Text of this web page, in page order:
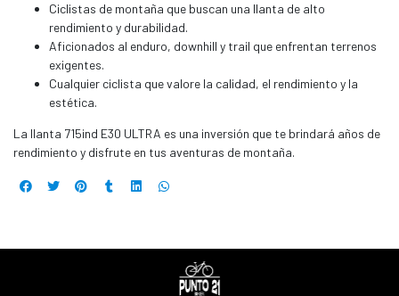
Ciclistas de montaña que buscan una llanta de alto
rendimiento y durabilidad.
Aficionados al enduro, downhill y trail que enfrentan terrenos
exigentes.
Cualquier ciclista que valore la calidad, el rendimiento y la
estética.
La llanta 715ind E30 ULTRA es una inversión que te brindará años de
rendimiento y disfrute en tus aventuras de montaña.